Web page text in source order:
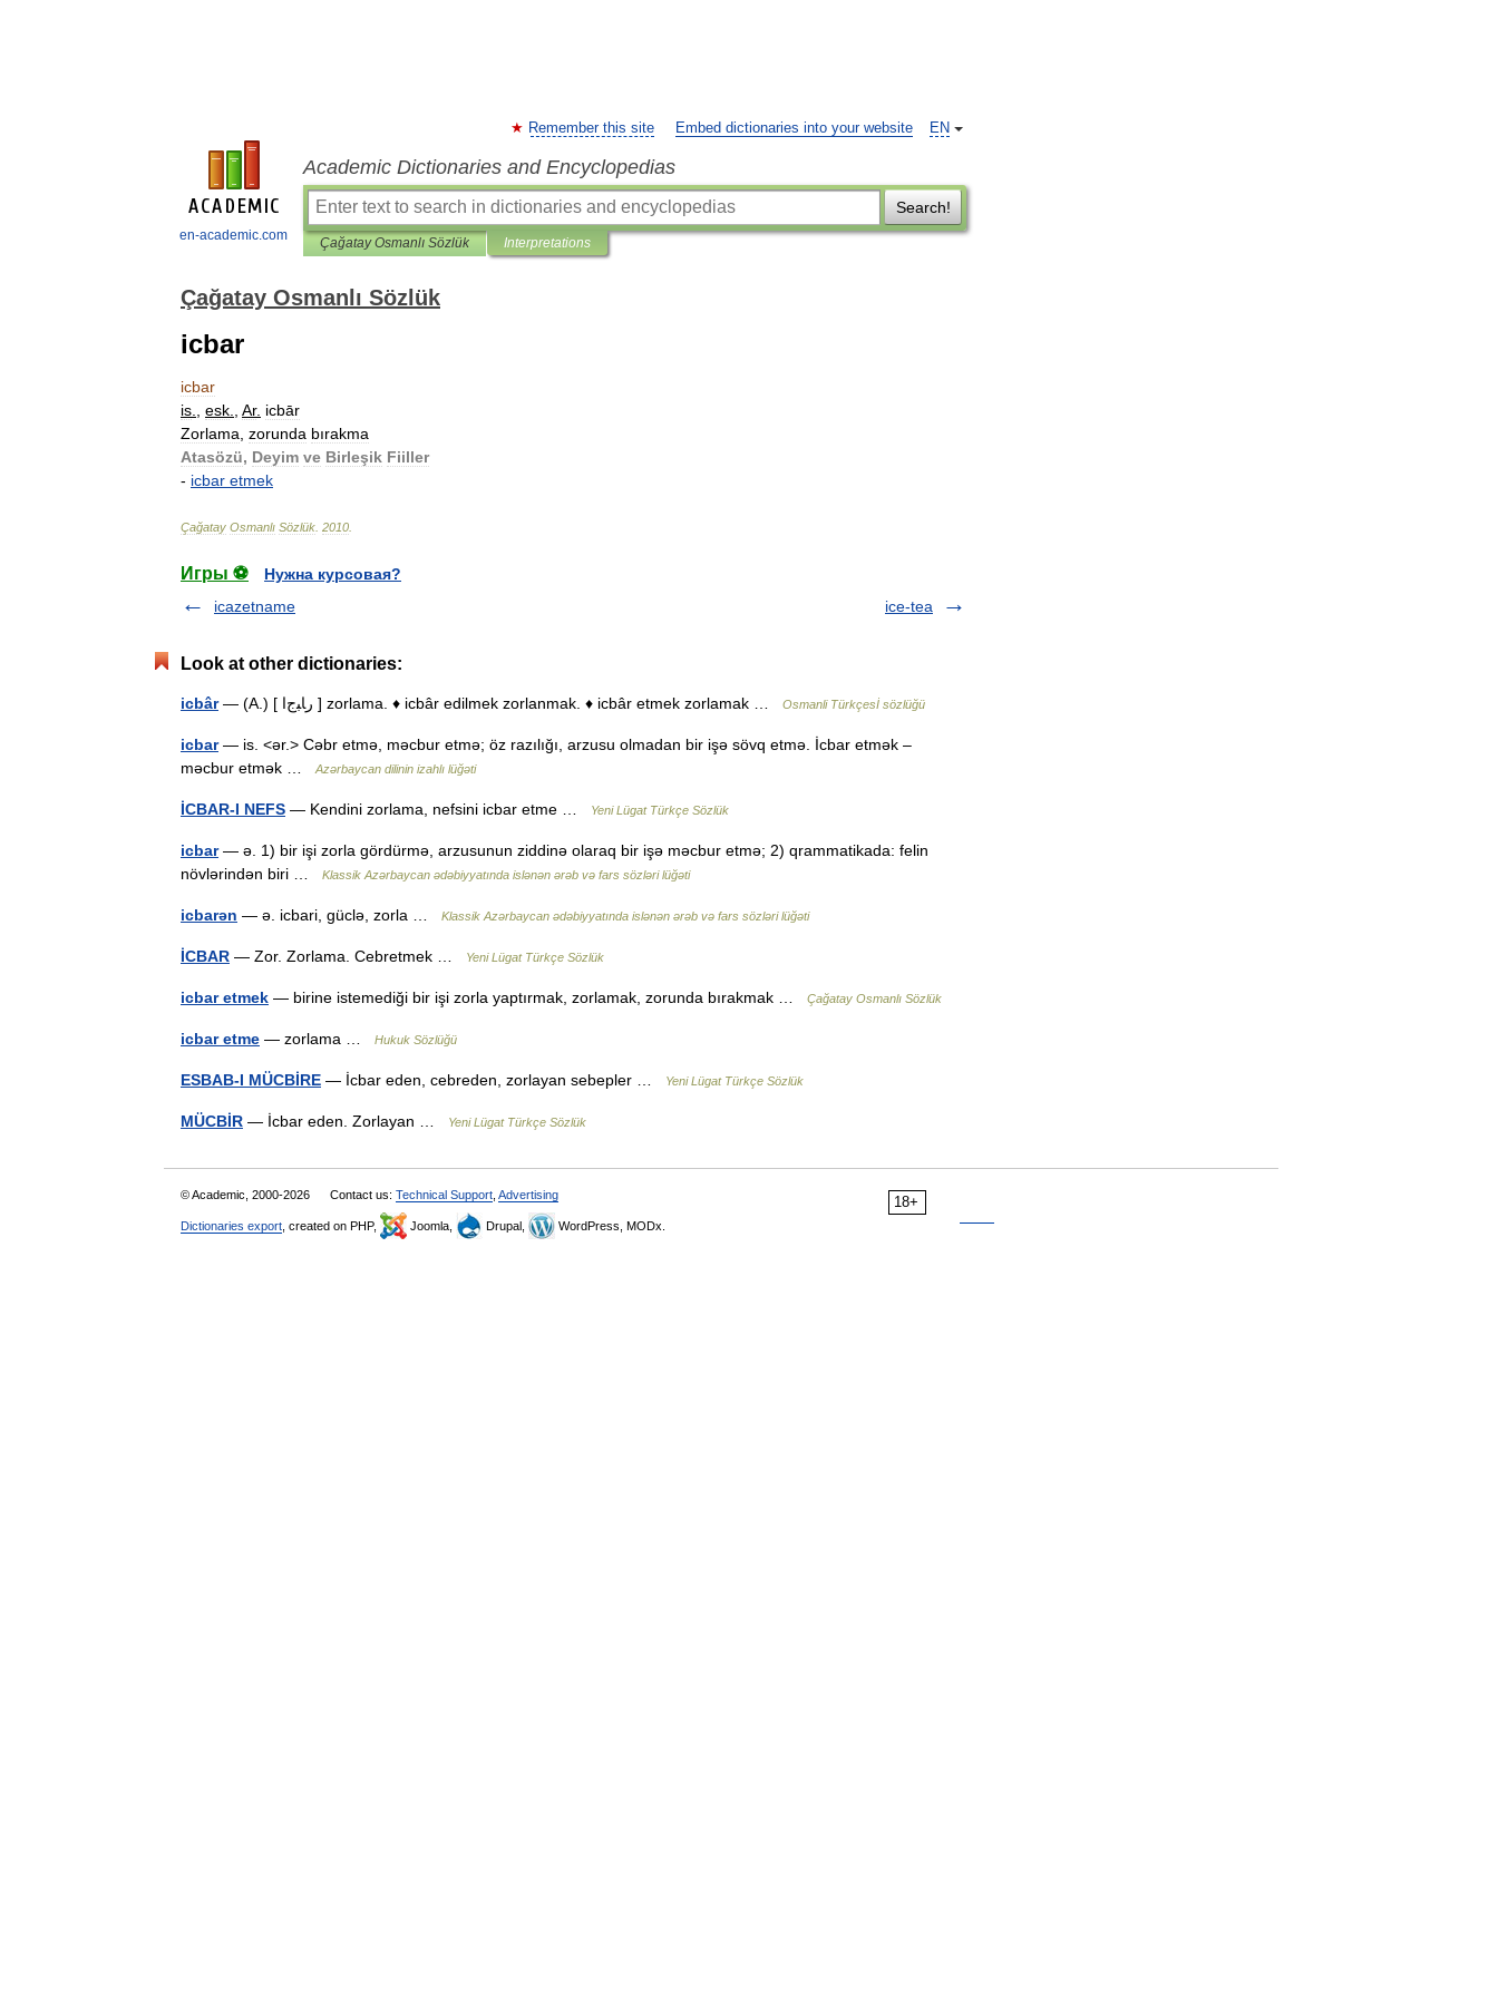
en-academic.com
EN
Remember this site Embed dictionaries into your website
Academic Dictionaries and Encyclopedias
Search!
Çağatay Osmanlı Sözlük Interpretations
Çağatay Osmanlı Sözlük
icbar
icbar
is
esk Ar. icbār
Zorlama zorunda bırakma
Atasözü, Deyim ve Birleşik Fiiller
- icbar etmek
Çağatay Osmanlı Sözlük 2010
Игры ⚽
Нужна курсовая?
icazetname
ice-tea
Look at other dictionaries:
icbâr — (A.) [ رﺎﺒﺝا ] zorlama. ♦ icbâr edilmek zorlanmak. ♦ icbâr etmek zorlamak … Osmanli Türkçesİ sözlüğü
icbar— is. <ər.> Cəbr etmə, məcbur etmə; öz razılığı, arzusu olmadan bir işə sövq etmə. İcbar etmək –
məcbur etmək …
Azərbaycan dilinin izahlı lüğəti
İCBAR-I NEFS — Kendini zorlama, nefsini icbar etme … Yeni Lügat Türkçe Sözlük
icbar— ə. 1) bir işi zorla gördürmə, arzusunun ziddinə olaraq bir işə məcbur etmə; 2) qrammatikada: felin
növlərindən biri …
Klassik Azərbaycan ədəbiyyatında islənən ərəb və fars sözləri lüğəti
icbarən — ə. icbari, güclə, zorla … Klassik Azərbaycan ədəbiyyatında islənən ərəb və fars sözləri lüğəti
İCBAR — Zor. Zorlama. Cebretmek … Yeni Lügat Türkçe Sözlük
icbar etmek — birine istemediği bir işi zorla yaptırmak, zorlamak, zorunda bırakmak … Çağatay Osmanlı Sözlük
icbar etme — zorlama … Hukuk Sözlüğü
ESBAB-I MÜCBİRE — İcbar eden, cebreden, zorlayan sebepler … Yeni Lügat Türkçe Sözlük
MÜCBİR — İcbar eden. Zorlayan … Yeni Lügat Türkçe Sözlük
18+
© Academic, 2000-2026 Contact us: Technical Support Advertising
Dictionaries export , created on PHP, Joomla, Drupal, WordPress, MODx.